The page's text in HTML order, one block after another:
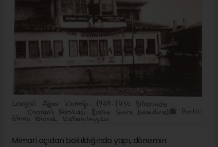
Mimari açıdan bakıldığında yapı, dönemin